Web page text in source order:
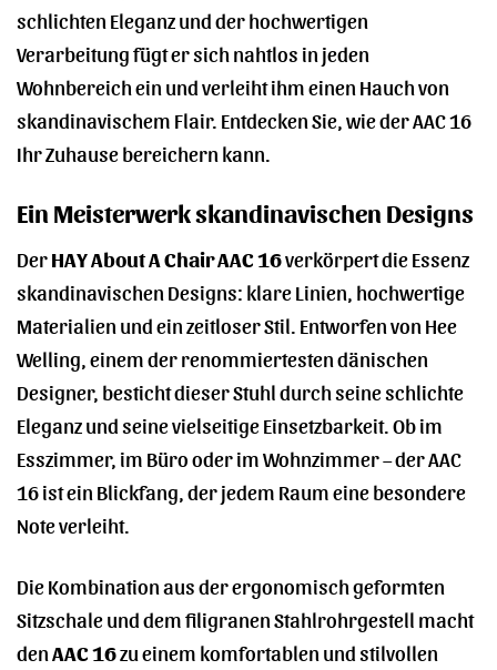
schlichten Eleganz und der hochwertigen
Verarbeitung fügt er sich nahtlos in jeden
Wohnbereich ein und verleiht ihm einen Hauch von
skandinavischem Flair. Entdecken Sie, wie der AAC 16
Ihr Zuhause bereichern kann.
Ein Meisterwerk skandinavischen Designs
DerHAY About A Chair AAC 16verkörpert die Essenz
skandinavischen Designs: klare Linien, hochwertige
Materialien und ein zeitloser Stil. Entworfen von Hee
Welling, einem der renommiertesten dänischen
Designer, besticht dieser Stuhl durch seine schlichte
Eleganz und seine vielseitige Einsetzbarkeit. Ob im
Esszimmer, im Büro oder im Wohnzimmer – der AAC
16 ist ein Blickfang, der jedem Raum eine besondere
Note verleiht.
Die Kombination aus der ergonomisch geformten
Sitzschale und dem filigranen Stahlrohrgestell macht
denAAC 16zu einem komfortablen und stilvollen